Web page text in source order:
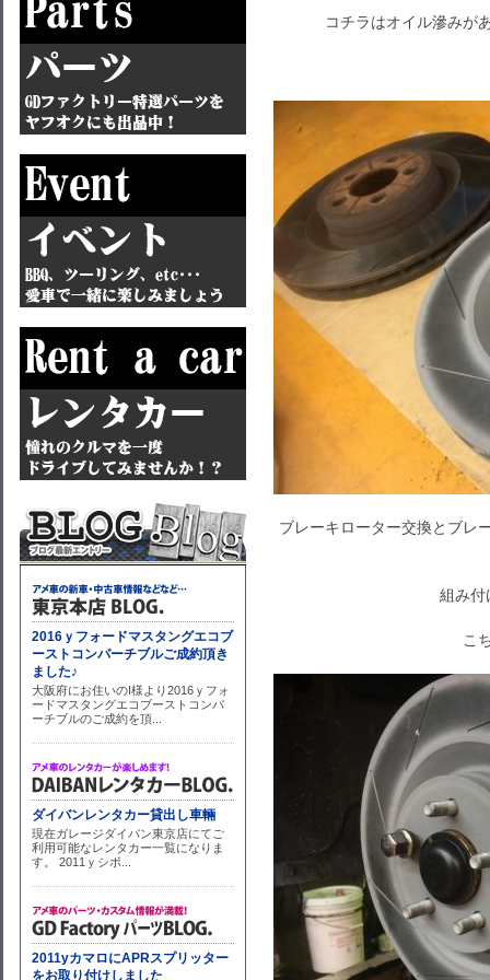
コチラはオイル滲みが
ブレーキローター交換とブレ
組み付
こ